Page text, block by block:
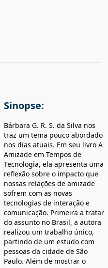
Sinopse:
Bárbara G. R. S. da Silva nos
traz um tema pouco abordado
nos dias atuais. Em seu livro A
Amizade em Tempos de
Tecnologia, ela apresenta uma
reflexão sobre o impacto que
nossas relações de amizade
sofrem com as novas
tecnologias de interação e
comunicação. Primeira a tratar
do assunto no Brasil, a autora
realizou um trabalho único,
partindo de um estudo com
pessoas da cidade de São
Paulo. Além de mostrar o